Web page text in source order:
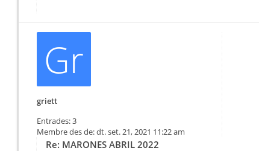
Gr
griett
Entrades:3
Membre des de:dt. set. 21, 2021 11:22 am
Re: MARONES ABRIL 2022